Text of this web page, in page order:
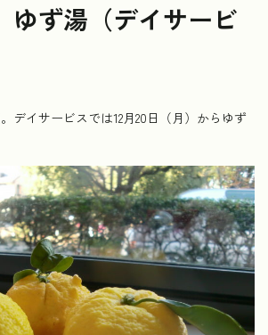
ゆず湯（デイサービ
デイサービスでは12月20日（月）からゆず